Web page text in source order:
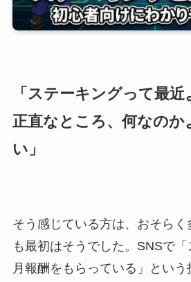
「ステーキングって最近
正直なところ、何なのか
い」
そう感じている方は、おそら
も最初はそうでした。SNSで
月報酬をもらっている」とい